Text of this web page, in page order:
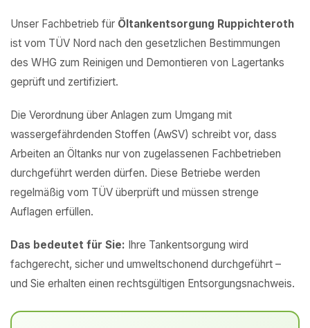
Unser Fachbetrieb für Öltankentsorgung Ruppichteroth
ist vom TÜV Nord nach den gesetzlichen Bestimmungen
des WHG zum Reinigen und Demontieren von Lagertanks
geprüft und zertifiziert.
Die Verordnung über Anlagen zum Umgang mit
wassergefährdenden Stoffen (AwSV) schreibt vor, dass
Arbeiten an Öltanks nur von zugelassenen Fachbetrieben
durchgeführt werden dürfen. Diese Betriebe werden
regelmäßig vom TÜV überprüft und müssen strenge
Auflagen erfüllen.
Das bedeutet für Sie: Ihre Tankentsorgung wird
fachgerecht, sicher und umweltschonend durchgeführt –
und Sie erhalten einen rechtsgültigen Entsorgungsnachweis.